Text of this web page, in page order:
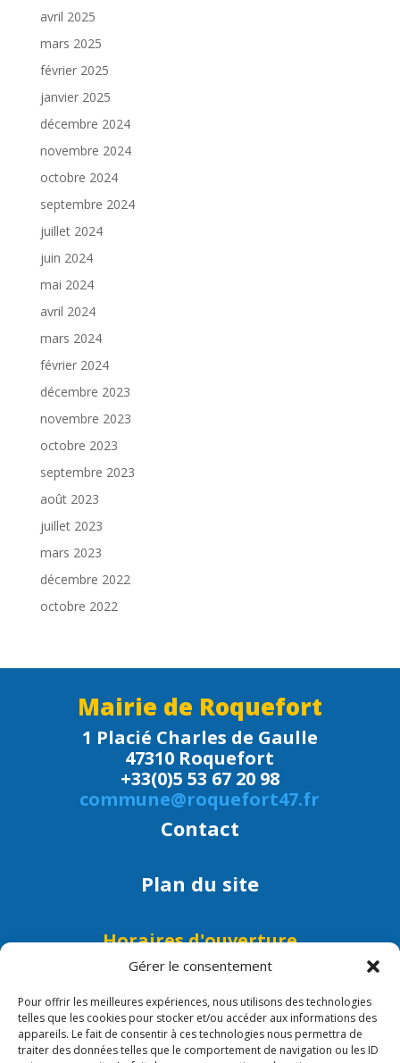
Gérer le consentement
Pour offrir les meilleures expériences, nous utilisons des technologies
telles que les cookies pour stocker et/ou accéder aux informations des
appareils. Le fait de consentir à ces technologies nous permettra de
traiter des données telles que le comportement de navigation ou les ID
avril 2025
mars 2025
février 2025
janvier 2025
décembre 2024
novembre 2024
octobre 2024
septembre 2024
juillet 2024
juin 2024
mai 2024
avril 2024
mars 2024
février 2024
décembre 2023
novembre 2023
octobre 2023
septembre 2023
août 2023
juillet 2023
mars 2023
décembre 2022
octobre 2022
Mairie de Roquefort
1 Placié Charles de Gaulle
47310 Roquefort
+33(0)5 53 67 20 98
commune@roquefort47.fr
Contact
Plan du site
Horaires d'ouverture
Lundi, mardi, mercredi, jeudi et
Lundi, mercredi et vendredi :
15h - 17h30